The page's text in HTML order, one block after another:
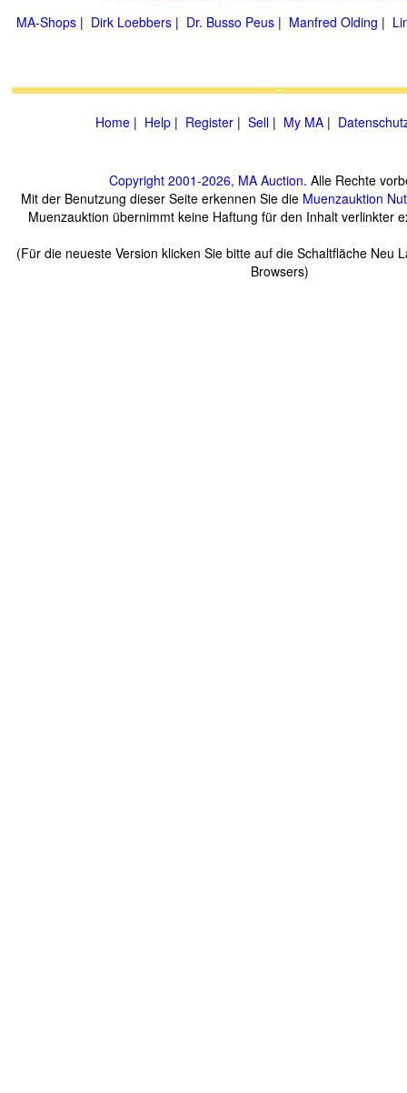
MA-Shops | Dirk Loebbers | Dr. Busso Peus | Manfred Olding |
Home | Help | Register | Sell | My MA |
Copyright 2001-2026, MA Auction. Alle Rechte
Mit der Benutzung dieser Seite erkennen Sie die Muenzauktion
Muenzauktion übernimmt keine Haftung für den Inhalt verlinkter
(Für die neueste Version klicken Sie bitte auf die Schaltfläche Neu
Browsers)